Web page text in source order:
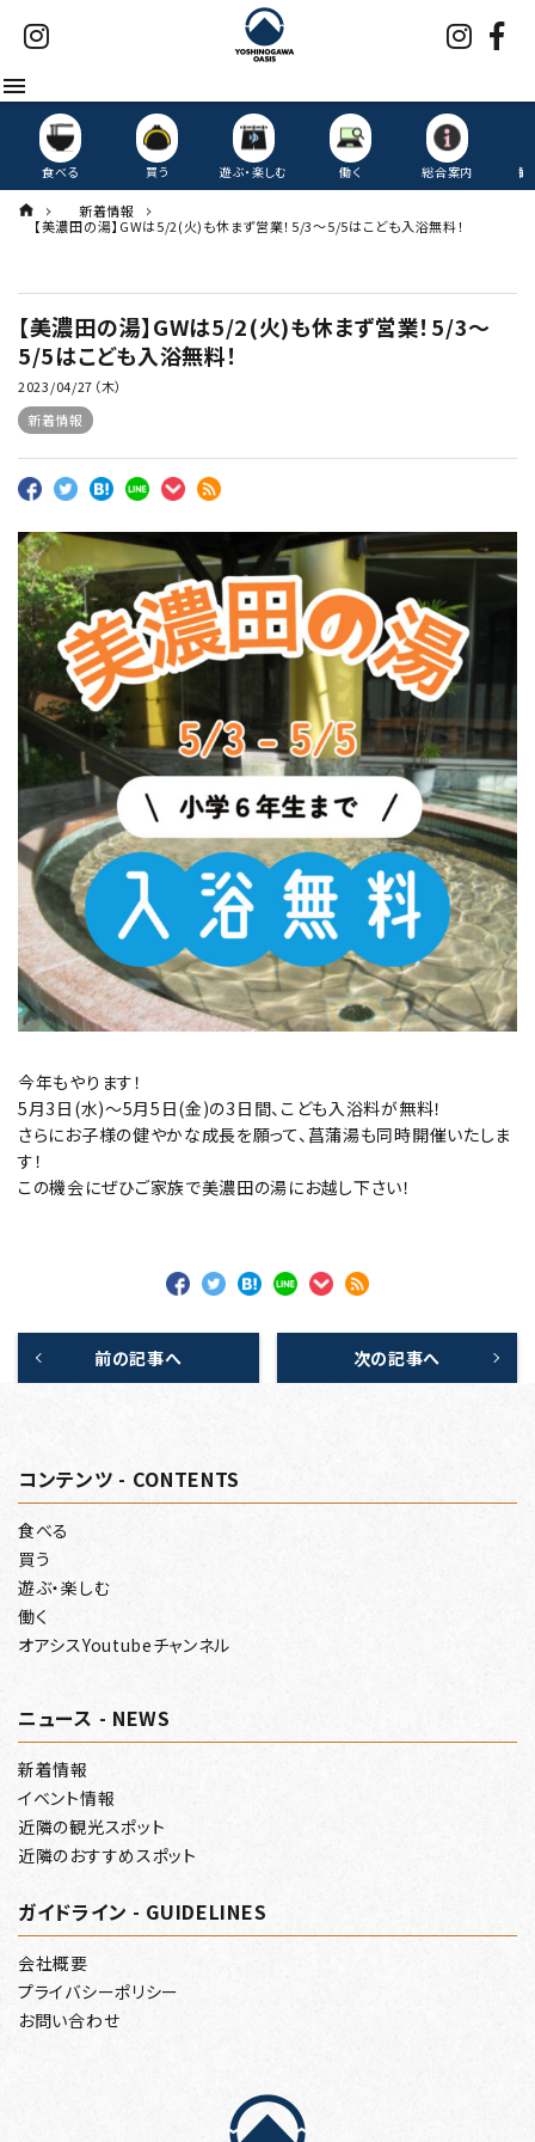
menu
食べる 買う 遊ぶ・楽しむ 働く 総合案内 観
新着情報
【美濃田の湯】GWは5/2(火)も休まず営業！5/3～5/5はこども入浴無料！
【美濃田の湯】GWは5/2(火)も休まず営業！5/3～
5/5はこども入浴無料！
2023/04/27（木）
新着情報
今年もやります！
5月3日(水)～5月5日(金)の3日間、こども入浴料が無料！
さらにお子様の健やかな成長を願って、菖蒲湯も同時開催いたしま
す！
この機会にぜひご家族で美濃田の湯にお越し下さい！
前の記事へ 次の記事へ
コンテンツ - CONTENTS
食べる
買う
遊ぶ・楽しむ
働く
オアシスYoutubeチャンネル
ニュース - NEWS
新着情報
イベント情報
近隣の観光スポット
近隣のおすすめスポット
ガイドライン - GUIDELINES
会社概要
プライバシーポリシー
お問い合わせ